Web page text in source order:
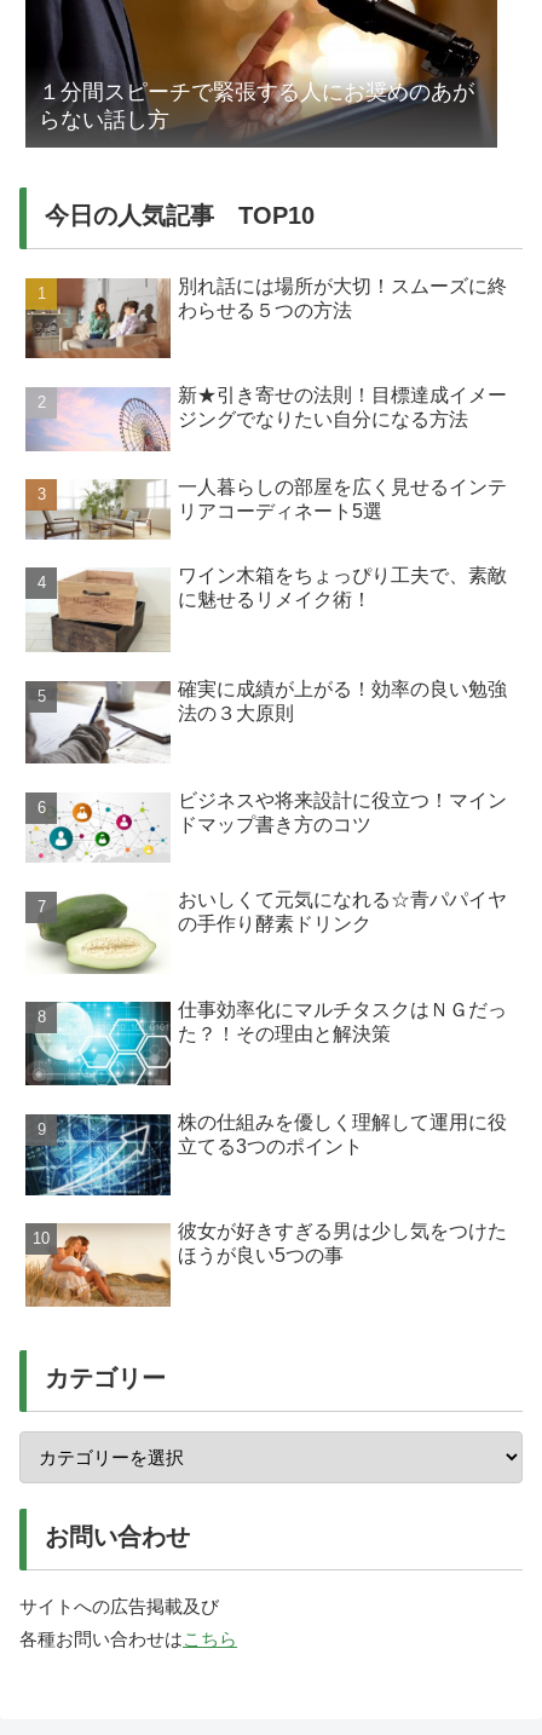
１分間スピーチで緊張する人にお奨めのあが
らない話し方
今日の人気記事 TOP10
別れ話には場所が大切！スムーズに終
わらせる５つの方法
新★引き寄せの法則！目標達成イメー
ジングでなりたい自分になる方法
一人暮らしの部屋を広く見せるインテ
リアコーディネート5選
ワイン木箱をちょっぴり工夫で、素敵
に魅せるリメイク術！
確実に成績が上がる！効率の良い勉強
法の３大原則
ビジネスや将来設計に役立つ！マイン
ドマップ書き方のコツ
おいしくて元気になれる☆青パパイヤ
の手作り酵素ドリンク
仕事効率化にマルチタスクはＮＧだっ
た？！その理由と解決策
株の仕組みを優しく理解して運用に役
立てる3つのポイント
彼女が好きすぎる男は少し気をつけた
ほうが良い5つの事
カテゴリー
お問い合わせ
サイトへの広告掲載及び
各種お問い合わせはこちら